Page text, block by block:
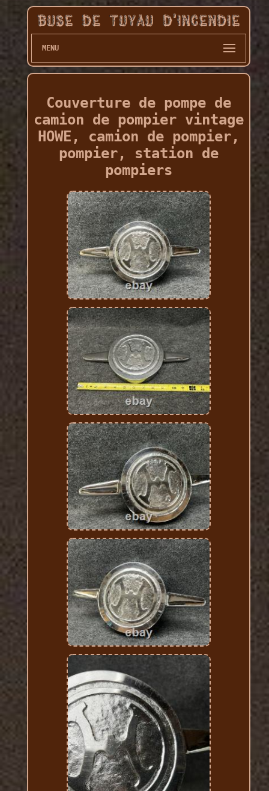
MENU
Couverture de pompe de
camion de pompier vintage
HOWE, camion de pompier,
pompier, station de
pompiers